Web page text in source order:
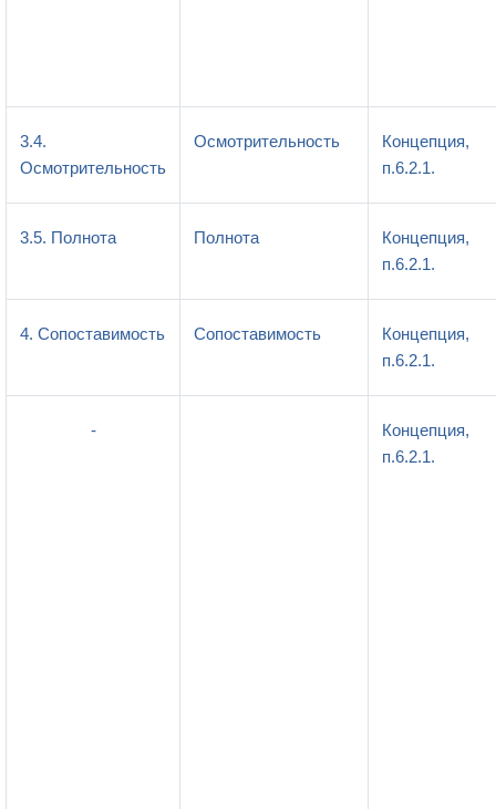
3.4.
Осмотрительность
Осмотрительность
Концепция,
п.6.2.1.
3.5. Полнота Полнота
Концепция,
п.6.2.1.
4. Сопоставимость Сопоставимость
Концепция,
п.6.2.1.
-
Концепция,
п.6.2.1.